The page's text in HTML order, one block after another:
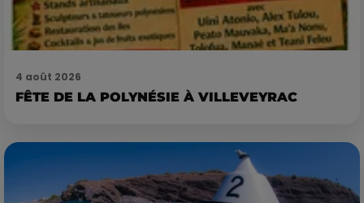
4 août 2026
FÊTE DE LA POLYNÉSIE À VILLEVEYRAC